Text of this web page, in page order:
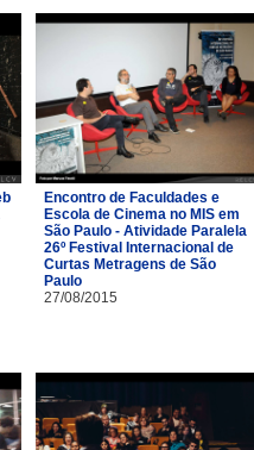
Encontro de Faculdades e
Escola de Cinema no MIS em
São Paulo - Atividade Paralela
26º Festival Internacional de
Curtas Metragens de São
Paulo
27/08/2015